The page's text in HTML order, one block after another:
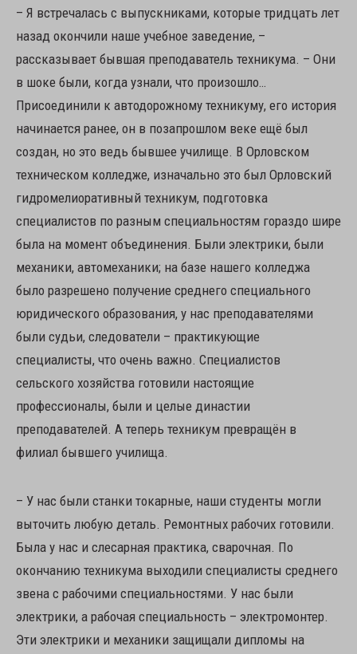
– Я встречалась с выпускниками, которые тридцать лет
назад окончили наше учебное заведение, –
рассказывает бывшая преподаватель техникума. – Они
в шоке были, когда узнали, что произошло…
Присоединили к автодорожному техникуму, его история
начинается ранее, он в позапрошлом веке ещё был
создан, но это ведь бывшее училище. В Орловском
техническом колледже, изначально это был Орловский
гидромелиоративный техникум, подготовка
специалистов по разным специальностям гораздо шире
была на момент объединения. Были электрики, были
механики, автомеханики; на базе нашего колледжа
было разрешено получение среднего специального
юридического образования, у нас преподавателями
были судьи, следователи – практикующие
специалисты, что очень важно. Специалистов
сельского хозяйства готовили настоящие
профессионалы, были и целые династии
преподавателей. А теперь техникум превращён в
филиал бывшего училища.
– У нас были станки токарные, наши студенты могли
выточить любую деталь. Ремонтных рабочих готовили.
Была у нас и слесарная практика, сварочная. По
окончанию техникума выходили специалисты среднего
звена с рабочими специальностями. У нас были
электрики, а рабочая специальность – электромонтер.
Эти электрики и механики защищали дипломы на